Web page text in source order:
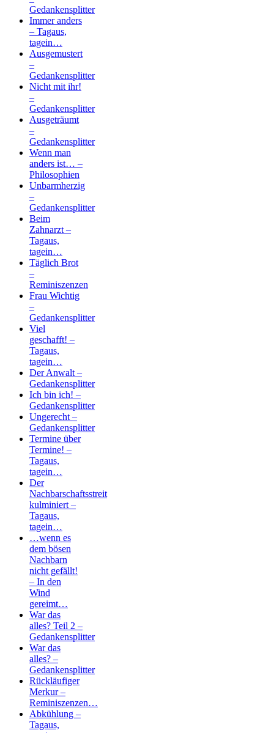
Gedankensplitter
Immer anders
– Tagaus,
tagein…
Ausgemustert
–
Gedankensplitter
Nicht mit ihr!
–
Gedankensplitter
Ausgeträumt
–
Gedankensplitter
Wenn man
anders ist… –
Philosophien
Unbarmherzig
–
Gedankensplitter
Beim
Zahnarzt –
Tagaus,
tagein…
Täglich Brot
–
Reminiszenzen
Frau Wichtig
–
Gedankensplitter
Viel
geschafft! –
Tagaus,
tagein…
Der Anwalt –
Gedankensplitter
Ich bin ich! –
Gedankensplitter
Ungerecht –
Gedankensplitter
Termine über
Termine! –
Tagaus,
tagein…
Der
Nachbarschaftsstreit
kulminiert –
Tagaus,
tagein…
…wenn es
dem bösen
Nachbarn
nicht gefällt!
– In den
Wind
gereimt…
War das
alles? Teil 2 –
Gedankensplitter
War das
alles? –
Gedankensplitter
Rückläufiger
Merkur –
Reminiszenzen…
Abkühlung –
Tagaus,